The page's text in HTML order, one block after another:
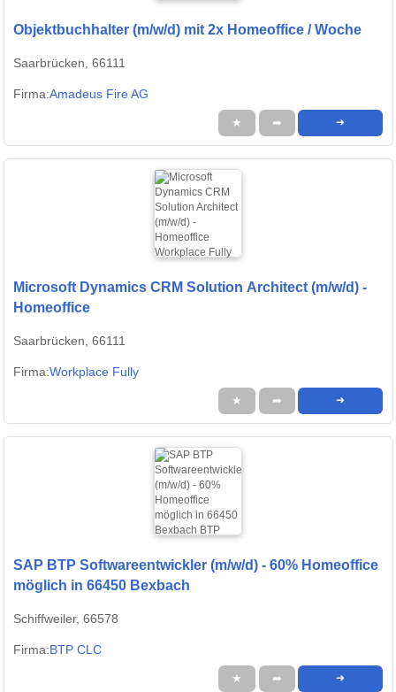
Objektbuchhalter (m/w/d) mit 2x Homeoffice / Woche
Saarbrücken, 66111
Firma:Amadeus Fire AG
★ ➦ ➜
Microsoft Dynamics CRM Solution Architect (m/w/d) -
Homeoffice
Saarbrücken, 66111
Firma:Workplace Fully
★ ➦ ➜
SAP BTP Softwareentwickler (m/w/d) - 60% Homeoffice
möglich in 66450 Bexbach
Schiffweiler, 66578
Firma:BTP CLC
★ ➦ ➜